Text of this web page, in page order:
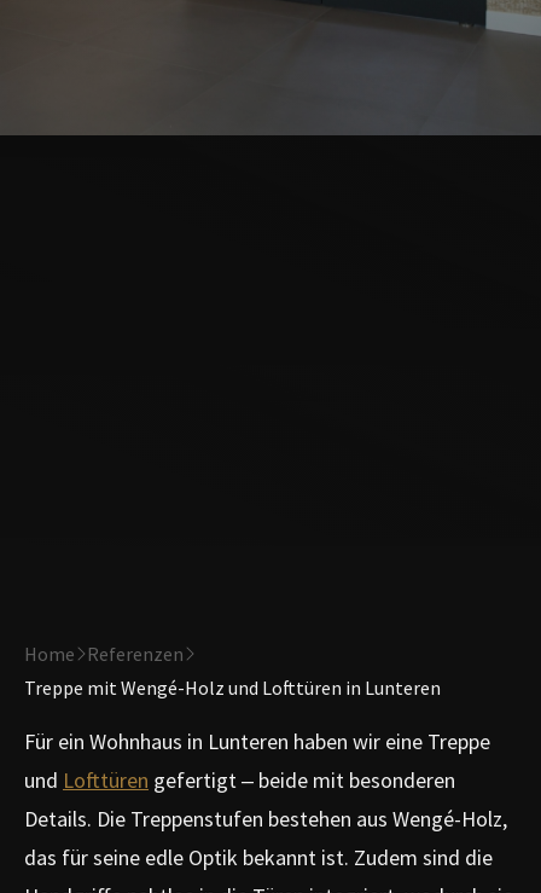
Home
Referenzen
Treppe mit Wengé-Holz und Lofttüren in Lunteren
Für ein Wohnhaus in Lunteren haben wir eine Treppe
und Lofttüren gefertigt – beide mit besonderen
Details. Die Treppenstufen bestehen aus Wengé-Holz,
das für seine edle Optik bekannt ist. Zudem sind die